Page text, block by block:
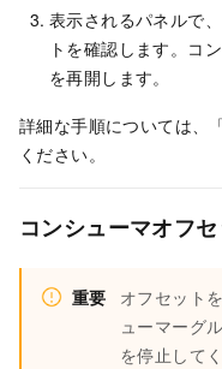
表示されるパネルで
トを確認します。コ
を再開します。
詳細な手順については、
ください。
コンシューマオフ
重要
オフセット
ューマーグ
を停止して